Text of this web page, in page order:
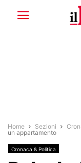
Home Sezioni
un appartamento
Cronaca & Politica